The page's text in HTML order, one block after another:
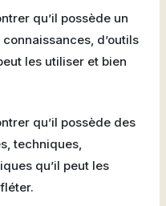
qu’il possède un
d’outils
les utiliser et bien
qu’il possède des
techniques,
qu’il peut les